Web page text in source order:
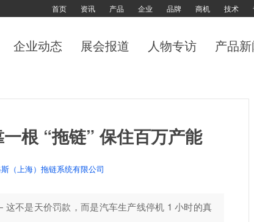
首页 资讯 产品 企业 品牌 商机 技术
企业动态 展会报道 人物专访 产品新
根 “拖链” 保住百万产能
（上海）拖链系统有限公司
不是天价罚款，而是汽车生产线停机 1 小时的真